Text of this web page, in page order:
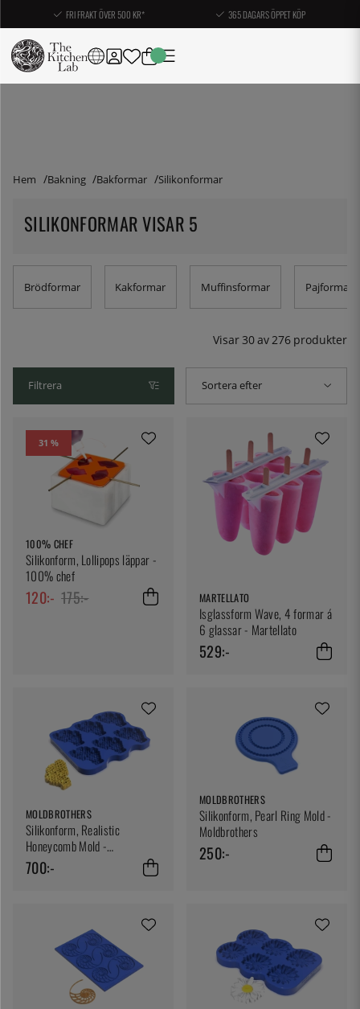
FRI FRAKT ÖVER 500 KR* 365 DAGARS ÖPPET KÖP
Hem Bakning Bakformar Silikonformar
SILIKONFORMAR VISAR 5
Brödformar Kakformar Muffinsformar Pajformar
Visar 30av276 produkter
Filtrera Sortera efter
31 %
100% CHEF
Silikonform, Lollipops läppar -
100% chef
120:- 175:- MARTELLATO
Isglassform Wave, 4 formar á
6 glassar - Martellato
529:-
MOLDBROTHERS
Silikonform, Realistic
Honeycomb Mold -
Moldbrothers
700:-
MOLDBROTHERS
Silikonform, Pearl Ring Mold -
Moldbrothers
250:-